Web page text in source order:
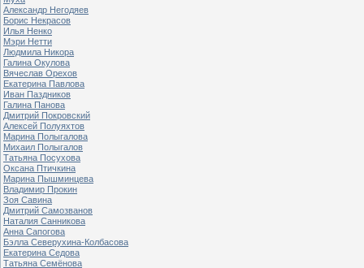
Александр Негодяев
Борис Некрасов
Илья Ненко
Мэри Нетти
Людмила Никора
Галина Окулова
Вячеслав Орехов
Екатерина Павлова
Иван Паздников
Галина Панова
Дмитрий Покровский
Алексей Полуяхтов
Марина Полыгалова
Михаил Полыгалов
Татьяна Посухова
Оксана Птичкина
Марина Пышминцева
Владимир Прокин
Зоя Савина
Дмитрий Самозванов
Наталия Санникова
Анна Сапогова
Бэлла Северухина-Колбасова
Екатерина Седова
Татьяна Семёнова